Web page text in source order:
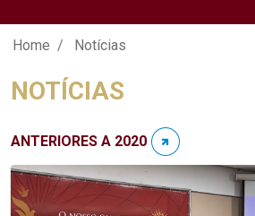
Notícias - Unicap
Home Notícias
NOTÍCIAS
ANTERIORES A 2020